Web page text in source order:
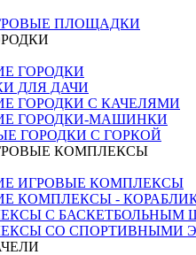
ПЛОЩАДКИ
ГОРОДКИ
ДЛЯ ДАЧИ
ГОРОДКИ С КАЧЕЛЯМИ
ГОРОДКИ-МАШИНКИ
ГОРОДКИ С ГОРКОЙ
КОМПЛЕКСЫ
ИГРОВЫЕ КОМПЛЕКСЫ
КОМПЛЕКСЫ -
С БАСКЕТБОЛЬНЫМ
СО СПОРТИВНЫМИ